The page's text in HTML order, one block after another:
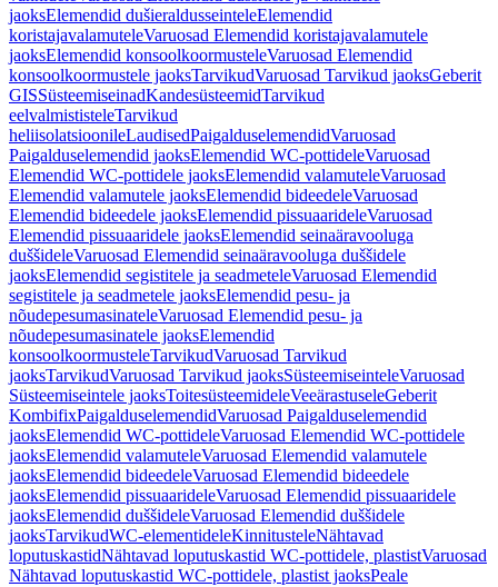
jaoksElemendid dušieraldusseinteleElemendid
koristajavalamuteleVaruosad Elemendid koristajavalamutele
jaoksElemendid konsoolkoormusteleVaruosad Elemendid
konsoolkoormustele jaoksTarvikudVaruosad Tarvikud jaoksGeberit
GISSüsteemiseinadKandesüsteemidTarvikud
eelvalmististeleTarvikud
heliisolatsioonileLaudisedPaigalduselemendidVaruosad
Paigalduselemendid jaoksElemendid WC-pottideleVaruosad
Elemendid WC-pottidele jaoksElemendid valamuteleVaruosad
Elemendid valamutele jaoksElemendid bideedeleVaruosad
Elemendid bideedele jaoksElemendid pissuaarideleVaruosad
Elemendid pissuaaridele jaoksElemendid seinaäravooluga
duššideleVaruosad Elemendid seinaäravooluga duššidele
jaoksElemendid segistitele ja seadmeteleVaruosad Elemendid
segistitele ja seadmetele jaoksElemendid pesu- ja
nõudepesumasinateleVaruosad Elemendid pesu- ja
nõudepesumasinatele jaoksElemendid
konsoolkoormusteleTarvikudVaruosad Tarvikud
jaoksTarvikudVaruosad Tarvikud jaoksSüsteemiseinteleVaruosad
Süsteemiseintele jaoksToitesüsteemideleVeeärastuseleGeberit
KombifixPaigalduselemendidVaruosad Paigalduselemendid
jaoksElemendid WC-pottideleVaruosad Elemendid WC-pottidele
jaoksElemendid valamuteleVaruosad Elemendid valamutele
jaoksElemendid bideedeleVaruosad Elemendid bideedele
jaoksElemendid pissuaarideleVaruosad Elemendid pissuaaridele
jaoksElemendid duššideleVaruosad Elemendid duššidele
jaoksTarvikudWC-elementideleKinnitusteleNähtavad
loputuskastidNähtavad loputuskastid WC-pottidele, plastistVaruosad
Nähtavad loputuskastid WC-pottidele, plastist jaoksPeale